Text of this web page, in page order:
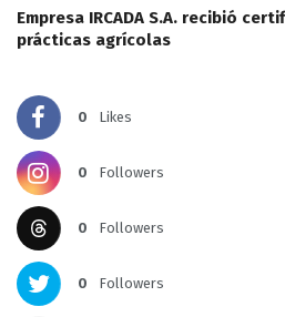
Empresa IRCADA S.A. recibió
prácticas agrícolas
0 Likes
0 Followers
0 Followers
0 Followers